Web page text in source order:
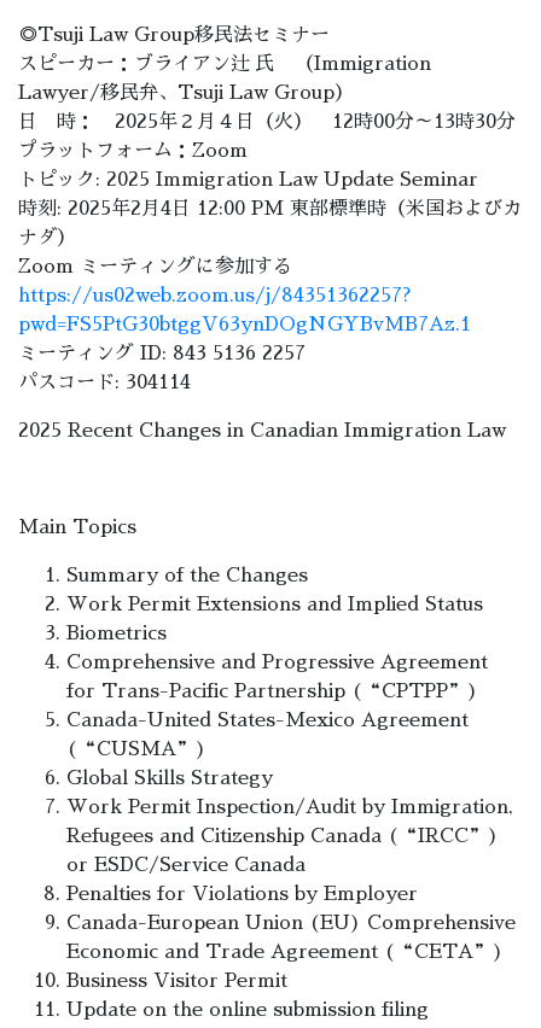
◎Tsuji Law Group移民法セミナー
スピーカー：ブライアン辻 氏 （Immigration
Lawyer/移民弁、Tsuji Law Group）
日 時： 2025年２月４日（火） 12時00分～13時30分
プラットフォーム：Zoom
トピック: 2025 Immigration Law Update Seminar
時刻: 2025年2月4日 12:00 PM 東部標準時（米国およびカ
ナダ）
Zoom ミーティングに参加する
https://us02web.zoom.us/j/84351362257?
pwd=FS5PtG30btggV63ynDOgNGYBvMB7Az.1
ミーティング ID: 843 5136 2257
パスコード: 304114
2025 Recent Changes in Canadian Immigration Law
Main Topics
Summary of the Changes
Work Permit Extensions and Implied Status
Biometrics
Comprehensive and Progressive Agreement
for Trans-Pacific Partnership (“CPTPP”)
Canada-United States-Mexico Agreement
(“CUSMA”)
Global Skills Strategy
Work Permit Inspection/Audit by Immigration,
Refugees and Citizenship Canada (“IRCC”)
or ESDC/Service Canada
Penalties for Violations by Employer
Canada-European Union (EU) Comprehensive
Economic and Trade Agreement (“CETA”)
Business Visitor Permit
Update on the online submission filing